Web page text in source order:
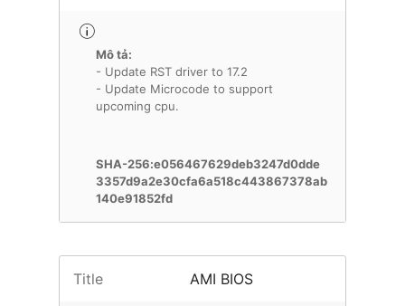
Mô tả:
- Update RST driver to 17.2
- Update Microcode to support
upcoming cpu.
SHA-256:e056467629deb3247d0dde
3357d9a2e30cfa6a518c443867378ab
140e91852fd
Title AMI BIOS